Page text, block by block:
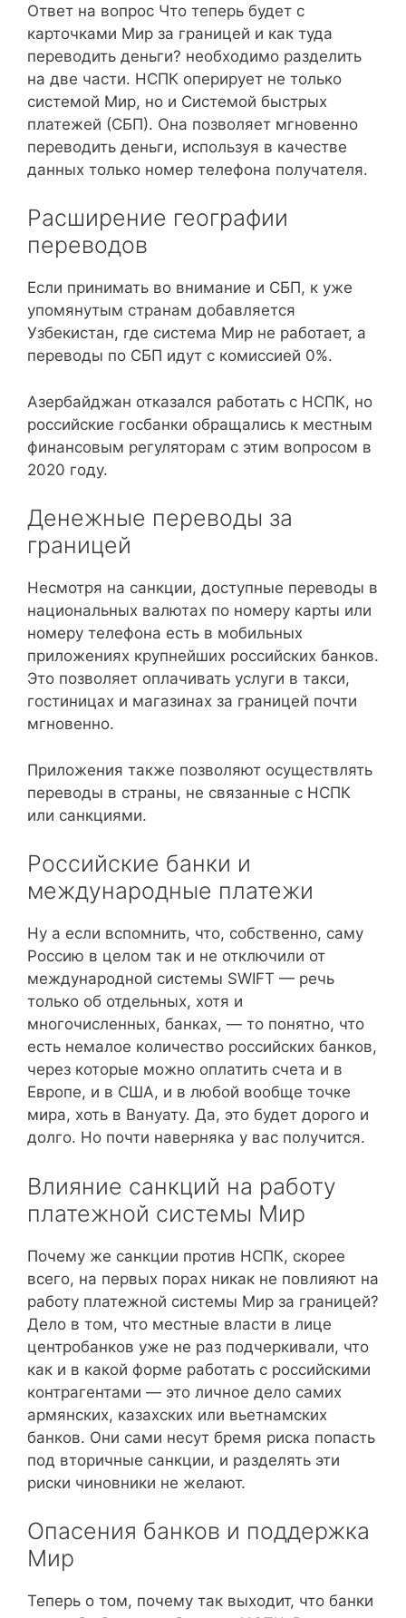
Ответ на вопрос Что теперь будет с
карточками Мир за границей и как туда
переводить деньги? необходимо разделить
на две части. НСПК оперирует не только
системой Мир, но и Системой быстрых
платежей (СБП). Она позволяет мгновенно
переводить деньги, используя в качестве
данных только номер телефона получателя.
Расширение географии
переводов
Если принимать во внимание и СБП, к уже
упомянутым странам добавляется
Узбекистан, где система Мир не работает, а
переводы по СБП идут с комиссией 0%.
Азербайджан отказался работать с НСПК, но
российские госбанки обращались к местным
финансовым регуляторам с этим вопросом в
2020 году.
Денежные переводы за
границей
Несмотря на санкции, доступные переводы в
национальных валютах по номеру карты или
номеру телефона есть в мобильных
приложениях крупнейших российских банков.
Это позволяет оплачивать услуги в такси,
гостиницах и магазинах за границей почти
мгновенно.
Приложения также позволяют осуществлять
переводы в страны, не связанные с НСПК
или санкциями.
Российские банки и
международные платежи
Ну а если вспомнить, что, собственно, саму
Россию в целом так и не отключили от
международной системы SWIFT — речь
только об отдельных, хотя и
многочисленных, банках, — то понятно, что
есть немалое количество российских банков,
через которые можно оплатить счета и в
Европе, и в США, и в любой вообще точке
мира, хоть в Вануату. Да, это будет дорого и
долго. Но почти наверняка у вас получится.
Влияние санкций на работу
платежной системы Мир
Почему же санкции против НСПК, скорее
всего, на первых порах никак не повлияют на
работу платежной системы Мир за границей?
Дело в том, что местные власти в лице
центробанков уже не раз подчеркивали, что
как и в какой форме работать с российскими
контрагентами — это личное дело самих
армянских, казахских или вьетнамских
банков. Они сами несут бремя риска попасть
под вторичные санкции, и разделять эти
риски чиновники не желают.
Опасения банков и поддержка
Мир
Теперь о том, почему так выходит, что банки